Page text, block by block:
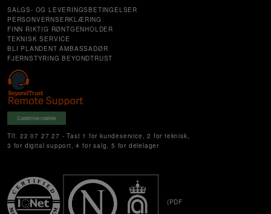
SALGS- OG LEVERINGSBETINGELSER
PERSONVERNSERKLÆRING
FINN RIKTIG RØNTGENHOLDER
TEKNISK SERVICE
BLI PLANDENT AMBASSADØR
FJERNSTYRING BEYONDTRUST
Customise cookies
Tlf. 22 07 27 27 - Tast 1 for kundeservice, 2 for teknisk,
3 for digital support, 4 for salg, 5 for delelager
(PDF